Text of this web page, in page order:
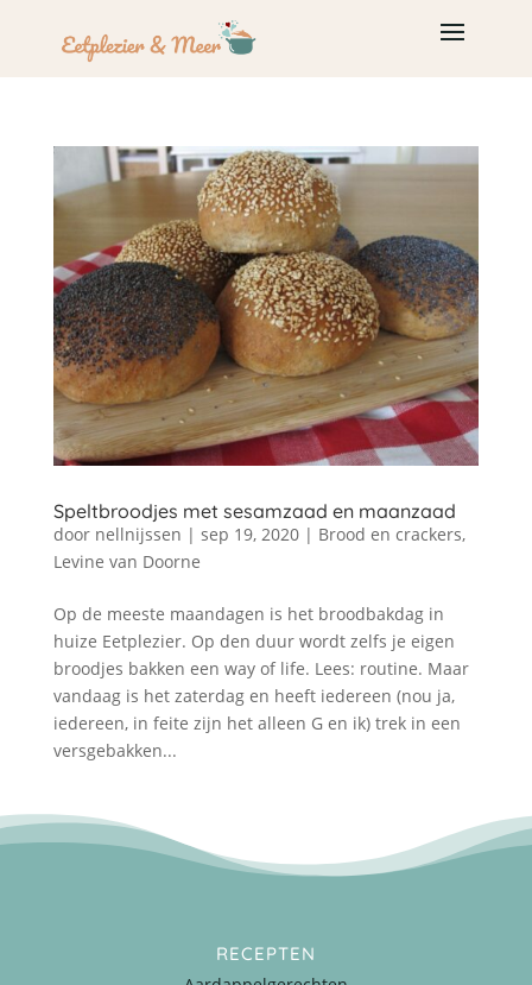
Speltbroodjes met sesamzaad en maanzaad
door nellnijssen | sep 19, 2020| Brood en crackers,
Levine van Doorne
Op de meeste maandagen is het broodbakdag in
huize Eetplezier. Op den duur wordt zelfs je eigen
broodjes bakken een way of life. Lees: routine. Maar
vandaag is het zaterdag en heeft iedereen (nou ja,
iedereen, in feite zijn het alleen G en ik) trek in een
versgebakken...
RECEPTEN